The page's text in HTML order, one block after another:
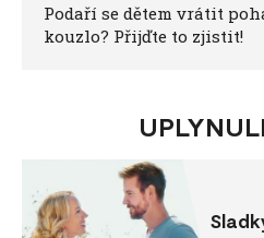
Podaří se dětem vrátit
kouzlo? Přijďte to zjistit!